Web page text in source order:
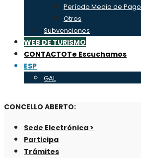
Período Medio de Pago
Otros
Subvenciones
WEB DE TURISMO
CONTACTOTe Escuchamos
ESP
GAL
CONCELLO ABERTO:
Sede Electrónica >
Participa
Trámites